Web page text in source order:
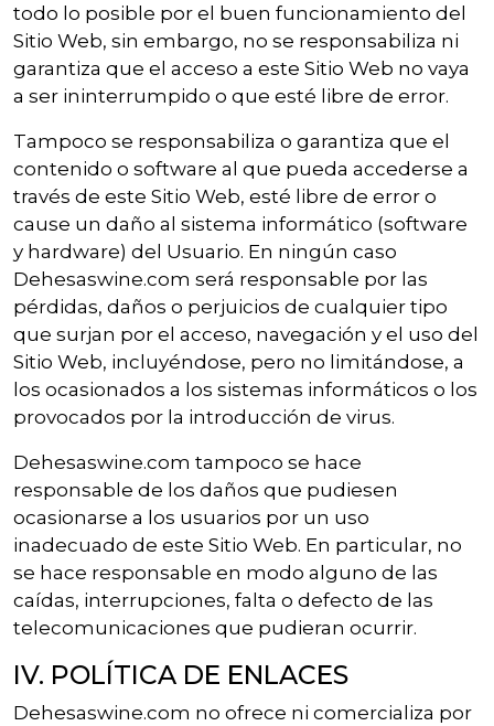
todo lo posible por el buen funcionamiento del
Sitio Web, sin embargo, no se responsabiliza ni
garantiza que el acceso a este Sitio Web no vaya
a ser ininterrumpido o que esté libre de error.
Tampoco se responsabiliza o garantiza que el
contenido o software al que pueda accederse a
través de este Sitio Web, esté libre de error o
cause un daño al sistema informático (software
y hardware) del Usuario. En ningún caso
Dehesaswine.com será responsable por las
pérdidas, daños o perjuicios de cualquier tipo
que surjan por el acceso, navegación y el uso del
Sitio Web, incluyéndose, pero no limitándose, a
los ocasionados a los sistemas informáticos o los
provocados por la introducción de virus.
Dehesaswine.com tampoco se hace
responsable de los daños que pudiesen
ocasionarse a los usuarios por un uso
inadecuado de este Sitio Web. En particular, no
se hace responsable en modo alguno de las
caídas, interrupciones, falta o defecto de las
telecomunicaciones que pudieran ocurrir.
IV. POLÍTICA DE ENLACES
Dehesaswine.com no ofrece ni comercializa por